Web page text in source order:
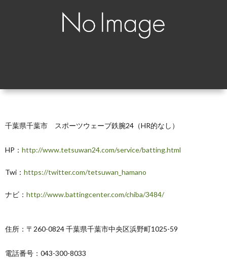
千葉県千葉市 スポーツウェーブ鉄腕24（HR的なし）
HP： http://www.tetsuwan24.com/service/batting.html
Twi： https://twitter.com/tetsuwan_hamano
ナビ： http://www.battingcenter.com/chiba/3484/
住所：〒260-0824 千葉県千葉市中央区浜野町1025-59
電話番号：043-300-8033